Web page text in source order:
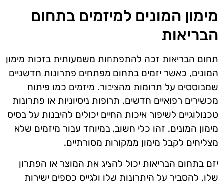
מימון המונים למיזמים בתחום
הבריאות
תחום הבריאות זכה להתפתחות משמעותית בזכות מימון
המונים, כאשר יזמים בתחום מפתחים פתרונות חדשניים
שמבוססים על תרומות מהציבור. מיזמים כמו פיתוח
מכשירים רפואיים חדשים, תרופות ניסיוניות או פתרונות
טכנולוגיים לשיפור איכות החיים יכולים להיבנות על בסיס
מימון המונים. זהו כלי חשוב, במיוחד עבור מיזמים שלא
מצליחים לקבל מימון ממקורות מסורתיים.
יזם בתחום הבריאות יכול להציג את המוצר או הפתרון
שלו, להסביר על היתרונות שלו ולגייס כספים ישירות